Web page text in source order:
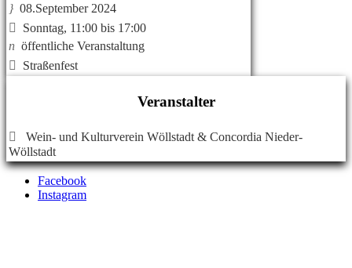
} 08.September 2024

Sonntag, 11:00 bis 17:00
n öffentliche Veranstaltung

Straßenfest
Veranstalter

Wein- und Kulturverein Wöllstadt & Concordia Nieder-
Wöllstadt
Facebook
Instagram